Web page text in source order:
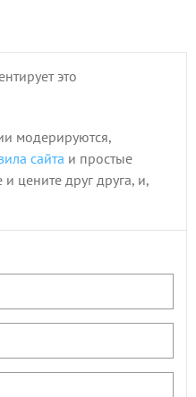
это
модерируются,
сайта и простые
цените друг друга, и,